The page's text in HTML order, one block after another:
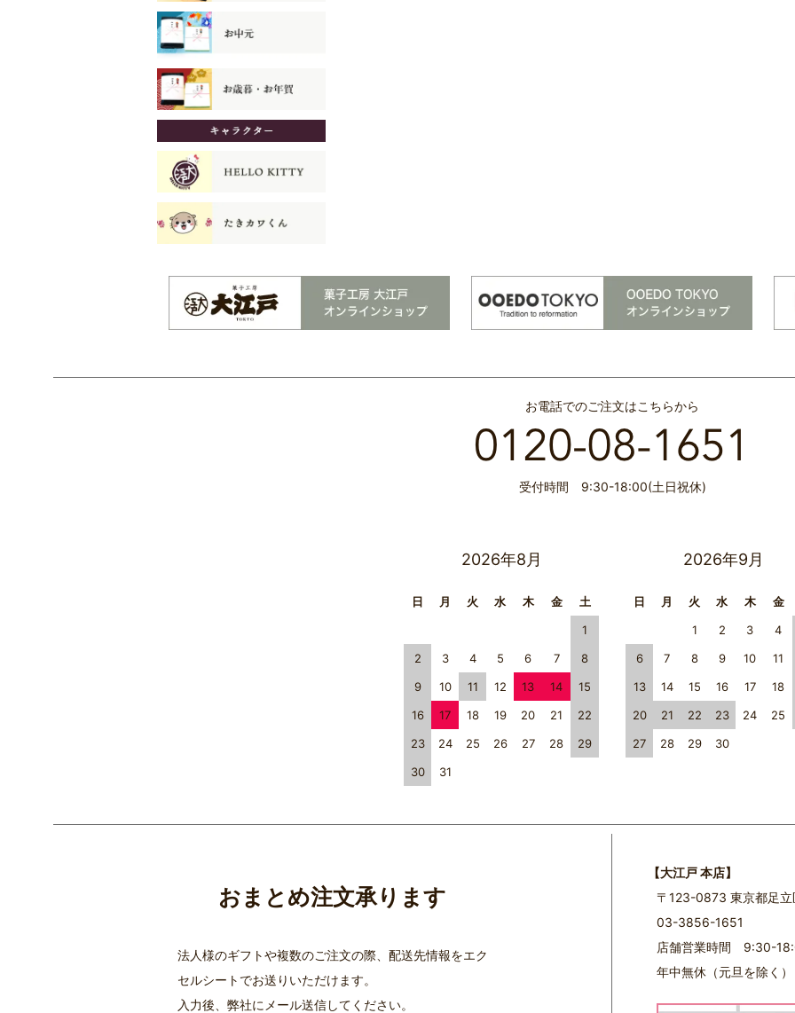
お電話でのご注文はこちらから
受付時間 9:30-18:00(土日祝休)
2026年8月
日 月 火 水 木 金
土
1
2
3 4 5 6 7
8
9
10 11 12 13 14
15
16
17 18 19 20 21
22
23
24 25 26 27 28
29
30
31
2026年9月
日 月 火 水 木 金
1
2 3 4
6
7 8 9 10 11
13
14 15 16 17 18
20
21 22 23 24 25
27
28 29 30
おまとめ注文承ります
法人様のギフトや複数のご注文の際、配送先情報をエク
セルシートでお送りいただけます。
入力後、弊社にメール送信してください。
【大江戸 本店】
〒123-0873 東京都足
03-3856-1651
店舗営業時間 9:30-
年中無休（元旦を除く）